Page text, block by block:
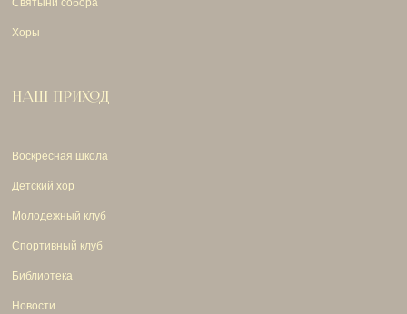
Хоры
НАШ ПРИХОД
Воскресная школа
Детский хор
Молодежный клуб
Спортивный клуб
Библиотека
Новости